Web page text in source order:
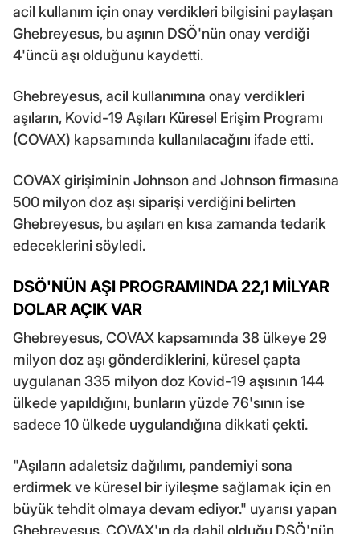
acil kullanım için onay verdikleri bilgisini paylaşan
Ghebreyesus, bu aşının DSÖ'nün onay verdiği
4'üncü aşı olduğunu kaydetti.
Ghebreyesus, acil kullanımına onay verdikleri
aşıların, Kovid-19 Aşıları Küresel Erişim Programı
(COVAX) kapsamında kullanılacağını ifade etti.
COVAX girişiminin Johnson and Johnson firmasına
500 milyon doz aşı siparişi verdiğini belirten
Ghebreyesus, bu aşıları en kısa zamanda tedarik
edeceklerini söyledi.
DSÖ'NÜN AŞI PROGRAMINDA 22,1 MİLYAR
DOLAR AÇIK VAR
Ghebreyesus, COVAX kapsamında 38 ülkeye 29
milyon doz aşı gönderdiklerini, küresel çapta
uygulanan 335 milyon doz Kovid-19 aşısının 144
ülkede yapıldığını, bunların yüzde 76'sının ise
sadece 10 ülkede uygulandığına dikkati çekti.
"Aşıların adaletsiz dağılımı, pandemiyi sona
erdirmek ve küresel bir iyileşme sağlamak için en
büyük tehdit olmaya devam ediyor." uyarısı yapan